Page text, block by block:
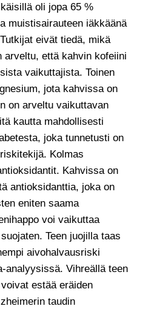
oli jopa 65 %
muistisairauteen iäkkäänä
eivät tiedä, mikä
arveltu, että kahvin kofeiini
vaikuttajista. Toinen
jota kahvissa on
on arveltu vaikuttavan
kautta mahdollisesti
joka tunnetusti on
Kolmas
Kahvissa on
antioksidanttia, joka on
eniten saama
voi vaikuttaa
Teen juojilla taas
aivohalvausriski
analyysissä. Vihreällä teen
estää eräiden
taudin